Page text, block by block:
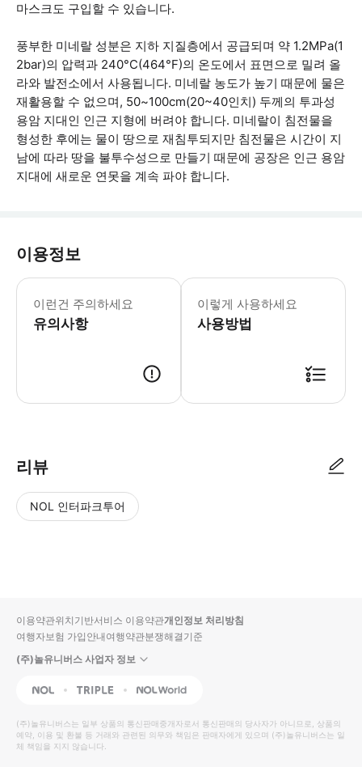
마스크도 구입할 수 있습니다.
풍부한 미네랄 성분은 지하 지질층에서 공급되며 약 1.2MPa(1
2bar)의 압력과 240°C(464°F)의 온도에서 표면으로 밀려 올
라와 발전소에서 사용됩니다. 미네랄 농도가 높기 때문에 물은
재활용할 수 없으며, 50~100cm(20~40인치) 두께의 투과성
용암 지대인 인근 지형에 버려야 합니다. 미네랄이 침전물을
형성한 후에는 물이 땅으로 재침투되지만 침전물은 시간이 지
남에 따라 땅을 불투수성으로 만들기 때문에 공장은 인근 용암
지대에 새로운 연못을 계속 파야 합니다.
이용정보
이런건 주의하세요
유의사항
수요가 많으므로 사전 예약을 적극 권
이렇게 사용하세요
사용방법
리뷰
NOL 인터파크투어
입니
다.
높
은
순
동
영
상
순
상
이용약관위치기반서비스 이용약관개인정보 처리방침
여행자보험 가입안내여행약관분쟁해결기준
(주)놀유니버스 사업자 정보
NOL Triple Interpark Global
(주)놀유니버스는 일부 상품의 통신판매중개자로서 통신판매의 당사자가 아니므로, 상품의
예약, 이용 및 환불 등 거래와 관련된 의무와 책임은 판매자에게 있으며 (주)놀유니버스는 일
체 책임을 지지 않습니다.